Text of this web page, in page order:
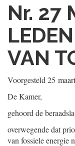
Nr. 27
VAN
Voorgesteld 25
De Kamer,
gehoord de
overwegende dat
van fossiele energie